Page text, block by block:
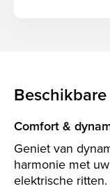
Comfort &
Geniet van
harmonie met
elektrische ritten.